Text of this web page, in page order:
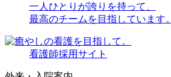
一人ひとりが誇りを持って、
最高のチームを 目指しています。
看護師採用サイト